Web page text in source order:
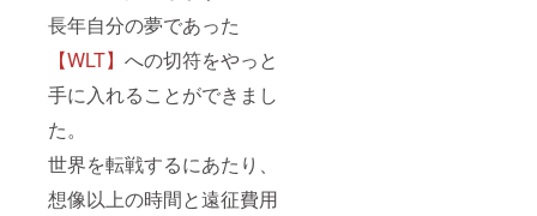
長年自分の夢であった
【WLT】 への切符をやっと
手に入れることができまし
た。
世界を転戦するにあたり、
想像以上の時間と遠征費用